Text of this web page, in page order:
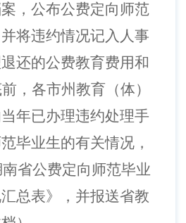
，公布公费定向师范
将违约情况记入人事
还的公费教育费用和
，各市州教育（体）
年已办理违约处理手
毕业生的有关情况，
省公费定向师范毕业
总表》，并报送省教